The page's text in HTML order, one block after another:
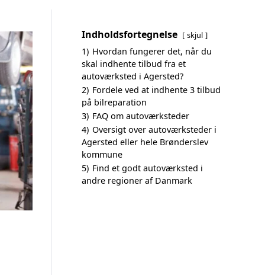
Indholdsfortegnelse skjul
1) Hvordan fungerer det, når du
skal indhente tilbud fra et
autoværksted i Agersted?
2) Fordele ved at indhente 3 tilbud
på bilreparation
3) FAQ om autoværksteder
4) Oversigt over autoværksteder i
Agersted eller hele Brønderslev
kommune
5) Find et godt autoværksted i
andre regioner af Danmark